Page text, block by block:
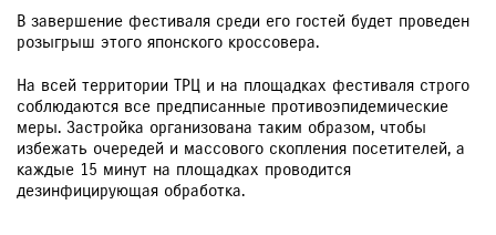
В завершение фестиваля среди его гостей будет проведен
розыгрыш этого японского кроссовера.
На всей территории ТРЦ и на площадках фестиваля строго
соблюдаются все предписанные противоэпидемические
меры. Застройка организована таким образом, чтобы
избежать очередей и массового скопления посетителей, а
каждые 15 минут на площадках проводится
дезинфицирующая обработка.